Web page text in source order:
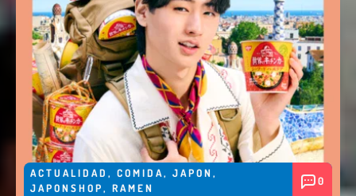
ACTUALIDAD , COMIDA, JAPON ,
JAPONSHOP, RAMEN
0